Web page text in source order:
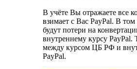
В учёте Вы отражаете все
взимает с Вас PayPal. В том
будут потери на
внутреннему курсу PayPal.
между курсом ЦБ РФ и
PayPal.